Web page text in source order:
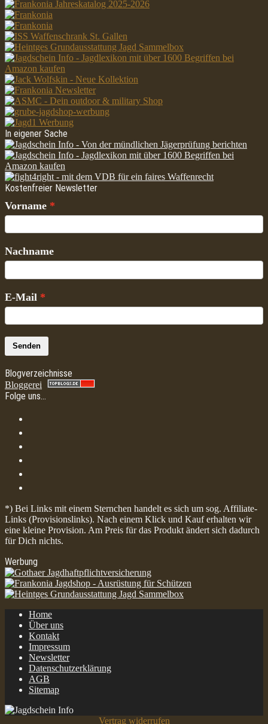
In eigener Sache
Kostenfreier Newsletter
Vorname
Nachname
E-Mail
Senden
Blogverzeichnisse
Bloggerei
Folge uns…
*) Bei Links mit einem Sternchen handelt es sich um sog. Affiliate-
Links (Provisionslinks). Nach einem Klick und Kauf erhalten wir
eine kleine Provision. Am Preis für das Produkt ändert sich dadurch
für Dich nichts.
Werbung
Home
Über uns
Kontakt
Impressum
Newsletter
Datenschutzerklärung
AGB
Sitemap
Vertrag widerrufen